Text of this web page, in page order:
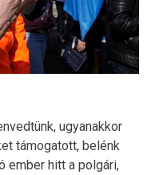
ugyanakkor
támogatott, belénk
ember hitt a polgári,